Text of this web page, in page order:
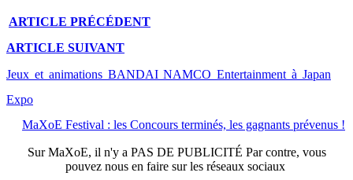
ARTICLE PRÉCÉDENT
ARTICLE SUIVANT
Jeux et animations BANDAI NAMCO Entertainment à Japan
Expo
MaXoE Festival : les Concours terminés, les gagnants prévenus !
SurMaXoE, il n'y a PAS DE PUBLICITÉ Par contre, vous
pouvez nous en faire sur les réseaux sociaux